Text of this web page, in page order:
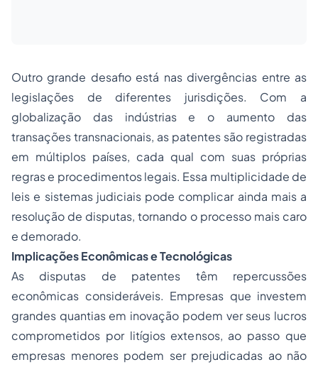
Outro grande desafio está nas divergências entre as
legislações de diferentes jurisdições. Com a
globalização das indústrias e o aumento das
transações transnacionais, as patentes são registradas
em múltiplos países, cada qual com suas próprias
regras e procedimentos legais. Essa multiplicidade de
leis e sistemas judiciais pode complicar ainda mais a
resolução de disputas, tornando o processo mais caro
e demorado.
Implicações Econômicas e Tecnológicas
As disputas de patentes têm repercussões
econômicas consideráveis. Empresas que investem
grandes quantias em inovação podem ver seus lucros
comprometidos por litígios extensos, ao passo que
empresas menores podem ser prejudicadas ao não